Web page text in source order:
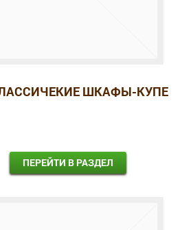
ШКАФЫ-КУПЕ
ПЕРЕЙТИ В РАЗДЕЛ